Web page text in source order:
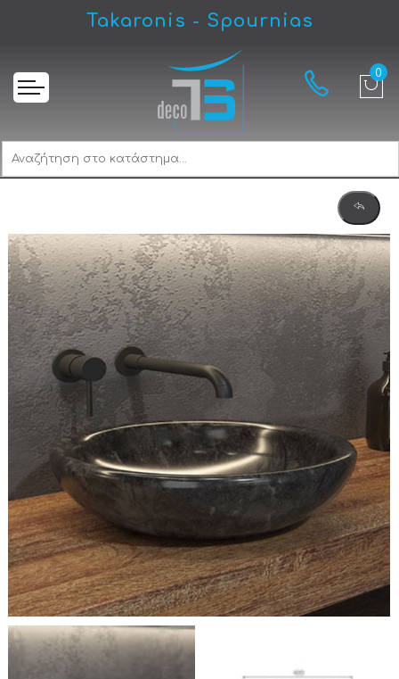
Takaronis - Spournias
Karag Sora SBLR-N Nero Νιπτήρας Πέτρινος